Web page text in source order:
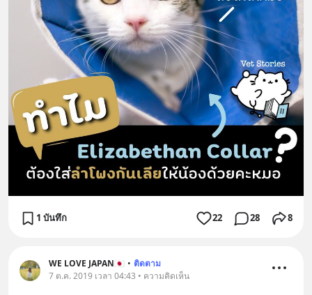
1 บันทึก 22 28 8
WE LOVE JAPAN🇯🇵 • ติดตาม
7 ต.ค. 2019 เวลา 04:43 • ความคิดเห็น